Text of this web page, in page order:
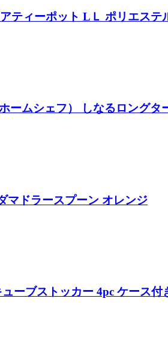
ティーポット LＬ ポリエステ
ームシェフ） しなるロングタ
マドラースプーン オレンジ
ーブストッカー 4pc ケース付